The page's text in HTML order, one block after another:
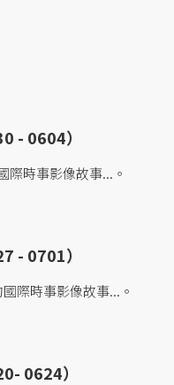
- 0604）
際時事影像故事...。
- 0701）
際時事影像故事...。
0624）